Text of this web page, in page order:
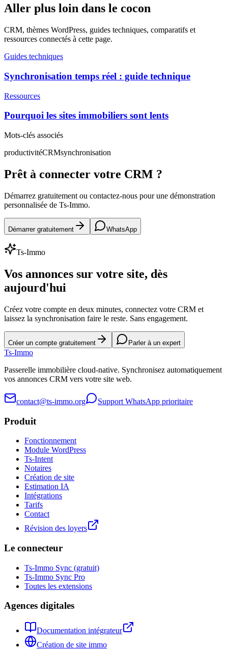
Aller plus loin dans le cocon
CRM, thèmes WordPress, guides techniques, comparatifs et
ressources connectés à cette page.
Guides techniques
Synchronisation temps réel : guide technique
Ressources
Pourquoi les sites immobiliers sont lents
Mots-clés associés
productivitéCRMsynchronisation
Prêt à connecter votre CRM ?
Démarrez gratuitement ou contactez-nous pour une démonstration
personnalisée de Ts-Immo.
Démarrer gratuitement WhatsApp
Ts-Immo
Vos annonces sur votre site, dès
aujourd'hui
Créez votre compte en deux minutes, connectez votre CRM et
laissez la synchronisation faire le reste. Sans engagement.
Créer un compte gratuitement Parler à un expert
Ts-Immo
Passerelle immobilière cloud-native. Synchronisez automatiquement
vos annonces CRM vers votre site web.
contact@ts-immo.org Support WhatsApp prioritaire
Produit
Fonctionnement
Module WordPress
Ts-Intent
Notaires
Création de site
Estimation IA
Intégrations
Tarifs
Contact
Révision des loyers
Le connecteur
Ts-Immo Sync (gratuit)
Ts-Immo Sync Pro
Toutes les extensions
Agences digitales
Documentation intégrateur
Création de site immo